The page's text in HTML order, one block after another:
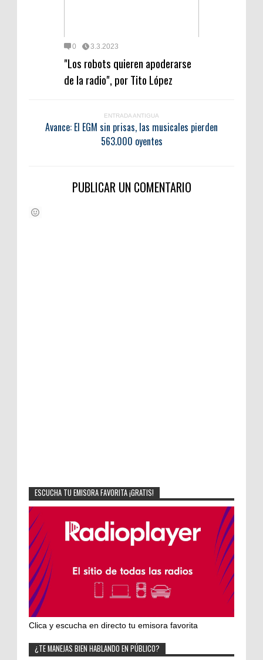
0 3.3.2023
"Los robots quieren apoderarse
de la radio", por Tito López
ENTRADA ANTIGUA
Avance: El EGM sin prisas, las musicales pierden
563.000 oyentes
PUBLICAR UN COMENTARIO
ESCUCHA TU EMISORA FAVORITA ¡GRATIS!
Clica y escucha en directo tu emisora favorita
¿TE MANEJAS BIEN HABLANDO EN PÚBLICO?